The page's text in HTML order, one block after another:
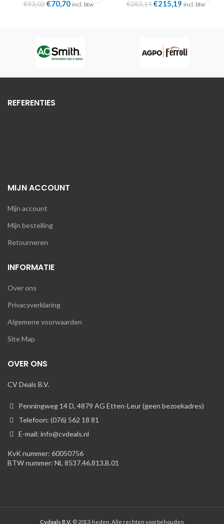
€93,02Oorspronkelijke
€70,70Huidige
incl. btw
snelheden
€283,14 Oorspronkelijke
€215,19Huidige
incl. btw
REFERENTIES
MIJN ACCOUNT
Mijn account
Mijn bestelling
Retourneren
INFORMATIE
Over ons
Privacyverklaring
Algemene voorwaarden
Site Map
OVER ONS
CV Deals B.V.
Penningweg 14 D, 4879 AG Etten-Leur (geen bezoekadres)
Telefoon: (076) 562 18 81
E-mail: info@cvdeals.nl
KvK nummer: 60050756
BTW nummer: NL 8537.46.813.B.01
Cvdeals B.V. © 2013-heden. Alle rechten voorbehouden